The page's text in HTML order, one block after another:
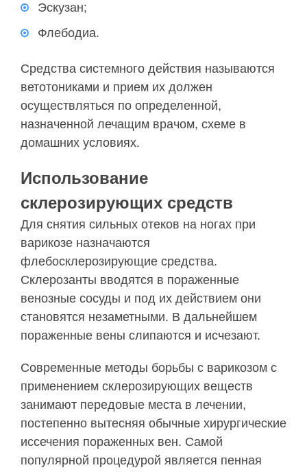
Эскузан;
Флебодиа.
Средства системного действия называются
ветотониками и прием их должен
осуществляться по определенной,
назначенной лечащим врачом, схеме в
домашних условиях.
Использование
склерозирующих средств
Для снятия сильных отеков на ногах при
варикозе назначаются
флебосклерозирующие средства.
Склерозанты вводятся в пораженные
венозные сосуды и под их действием они
становятся незаметными. В дальнейшем
пораженные вены слипаются и исчезают.
Современные методы борьбы с варикозом с
применением склерозирующих веществ
занимают передовые места в лечении,
постепенно вытесняя обычные хирургические
иссечения пораженных вен. Самой
популярной процедурой является пенная